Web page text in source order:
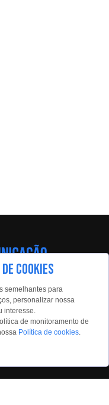
55 - 5º andar
900
COOKIES
semelhantes para
personalizar nossa
interesse.
de monitoramento de
Política de cookies.